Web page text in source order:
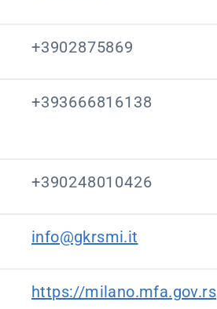
+3902875869
+393666816138
+390248010426
info@gkrsmi.it
https://milano.mfa.gov.rs